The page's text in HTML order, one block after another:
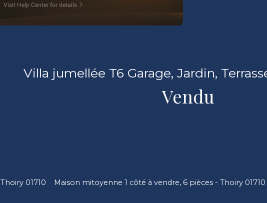
Villa jumellée T6 Garage, Jardin,
Vendu
Thoiry 01710 Maison mitoyenne 1 côté à vendre, 6 pièces - Thoiry 01710